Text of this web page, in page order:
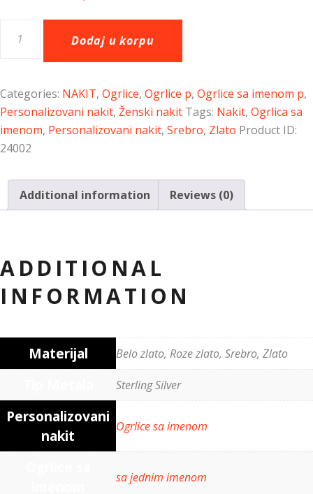
Dodaj u korpu
Categories: NAKIT, Ogrlice, Ogrlice p, Ogrlice sa imenom p,
Personalizovani nakit, Ženski nakit Tags: Nakit, Ogrlica sa
imenom, Personalizovani nakit, Srebro, Zlato Product ID:
24002
Additional information Reviews (0)
ADDITIONAL
INFORMATION
Materijal Belo zlato, Roze zlato, Srebro, Zlato
Sterling Silver
Personalizovani
nakit
Ogrlice sa imenom
sa jednim imenom